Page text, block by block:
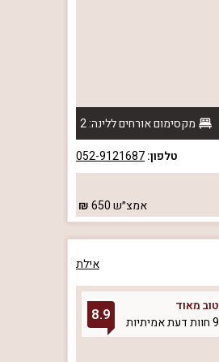
מקסימום אורחים ללינה: 2
טלפון:052-9121687
אמצ״ש650
אילת
טוב מאוד
9 חוות דעת אמיתיות
8.9